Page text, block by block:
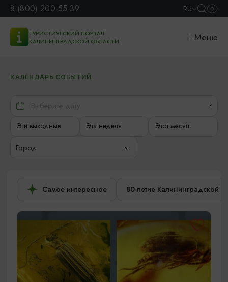
8 (800) 200-55-39 RU
ТУРИСТИЧЕСКИЙ ПОРТАЛ
КАЛИНИНГРАДСКОЙ ОБЛАСТИ
Меню
КАЛЕНДАРЬ СОБЫТИЙ
Эти выходные Эта неделя Этот месяц
Город
Самое интересное 80-летие Калининградской